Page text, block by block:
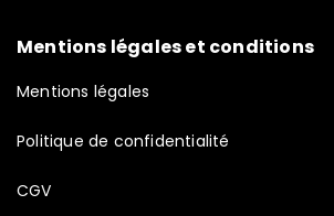
Mentions légales et conditions
Mentions légales
Politique de confidentialité
CGV